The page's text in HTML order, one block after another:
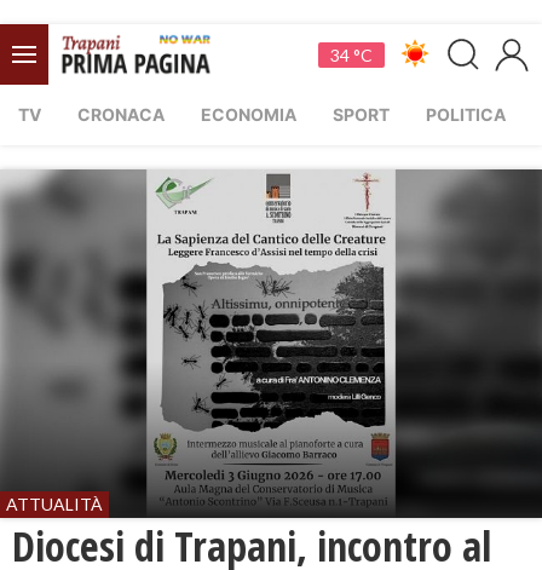
34 °C
TV CRONACA ECONOMIA SPORT POLITICA
ATTUALITÀ
Diocesi di Trapani, incontro al